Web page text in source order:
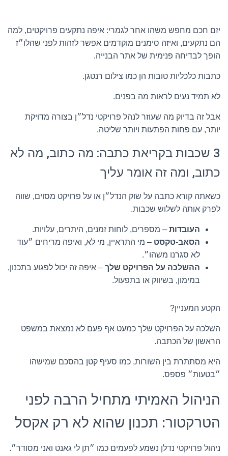
יזם חכם מחפש משהו אחר לגמרי: איפה נתקעים פרויקטים, למה
הם נתקעים, ואיזה סימנים מוקדמים אפשר לזהות לפני שהלו״ז
הופך לבדיחה פנימית של אתר הבנייה.
כתבות כלכליות טובות הן כמו צילום רנטגן.
לא תמיד נעים לראות מה בפנים.
אבל זה בדיוק מה שעוזר לנהל פרויקטי נדל״ן בצורה מדויקת
יותר, עם פחות הפתעות ויותר שליטה.
3 שכבות בקריאת כתבה: מה כתוב, מה לא
כתוב, ומה זה אומר עליך
כשאתה קורא כתבה על שוק הנדל״ן או על פרויקט מסוים, שווה
לפרק אותה לשלוש שכבות.
העובדות – מספרים, לוחות זמנים, היתרים, עלויות.
הסאב-טקסט – מי התראיין, מי לא, ואיפה מריחים ״עוד
לא סגרנו משהו״.
ההשלכה על הפרויקט שלך – איפה זה יכול לפגוע בתכנון,
במימון, בשיווק או בתפעול.
הקטע המעניין?
השלכה על הפרויקט שלך כמעט אף פעם לא נמצאת במשפט
הראשון של הכתבה.
היא מסתתרת בין השורות, כמו סעיף קטן בהסכם שמישהו
״בטעות״ פספס.
הניהול האמיתי מתחיל הרבה לפני
הטרקטור: תכנון שהוא לא רק אקסל
ניהול פרויקטי נדלן נשמע לפעמים כמו ״תן לי גאנט ואני מסודר״.